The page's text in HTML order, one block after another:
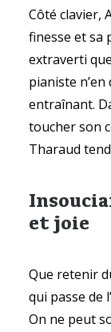
Côté clavier,
finesse et sa
extraverti
pianiste
entraînant.
toucher son
Tharaud
et joie
Que retenir
qui passe de
On ne peut